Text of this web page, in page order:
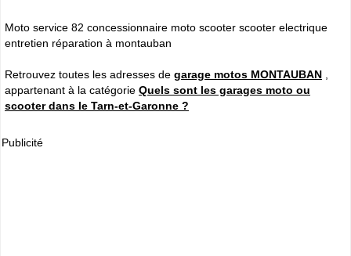
Moto service 82 concessionnaire moto scooter scooter electrique
entretien réparation à montauban
Retrouvez toutes les adresses de garage motos MONTAUBAN
appartenant à la catégorie Quels sont les garages moto ou
scooter dans le Tarn-et-Garonne ?
Publicité